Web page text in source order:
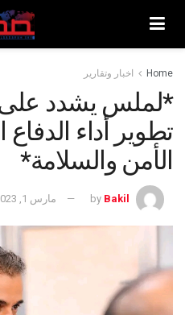
Home اخبار وتقارير
*لملس يشدد على
تطوير أداء
الأمن والسلامة*
by Bakil مارس 1, 2023